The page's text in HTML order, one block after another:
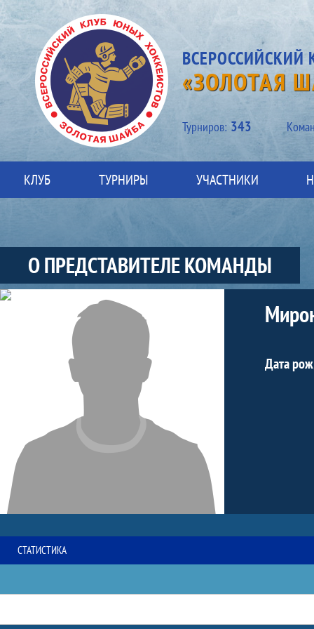
«ЗОЛОТАЯ
Турниров: 343
КЛУБ ТУРНИРЫ УЧАСТНИКИ
О ПРЕДСТАВИТЕЛЕ КОМАНДЫ
Участники-представитель-команды
Дата
СТАТИСТИКА